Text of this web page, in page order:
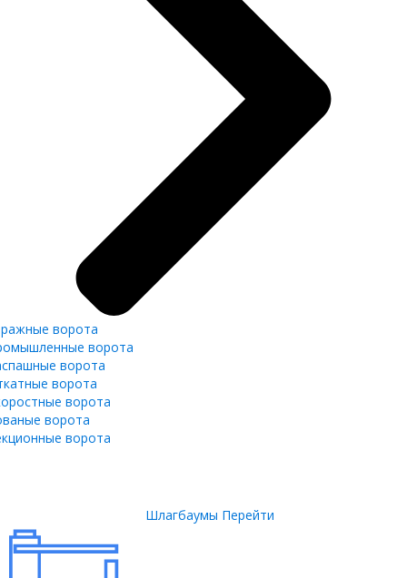
ворота
ворота
ворота
ворота
ворота
ворота
ворота
Шлагбаумы Перейти